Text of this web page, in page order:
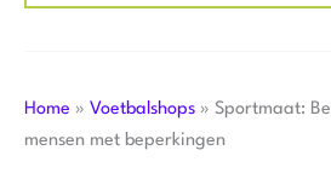
Home » Voetbalshops » Sportmaat:
mensen met beperkingen